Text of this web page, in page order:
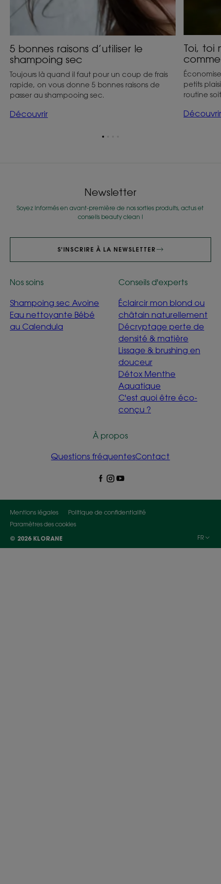
5 bonnes raisons d’utiliser le
shampoing sec
Toujours là quand il faut pour un coup de frais
rapide, on vous donne 5 bonnes raisons de
passer au shampooing sec.
Découvrir
Toi, toi
petits
routine
Découvrir
Aller
Newsletter
Soyez informés en avant-première de nos sorties produits, actus et
conseils beauty clean !
S'INSCRIRE À LA NEWSLETTER
Nos soins
Shampoing sec Avoine
Eau nettoyante Bébé
au Calendula
Conseils d'experts
Éclaircir mon blond ou
châtain naturellement
Décryptage perte de
densité & matière
Lissage & brushing en
douceur
Détox Menthe
Aquatique
C'est quoi être éco-
conçu ?
À propos
Questions fréquentesContact
Mentions légales
Politique de confidentialité
Paramètres des cookies
© 2026 KLORANE
FR